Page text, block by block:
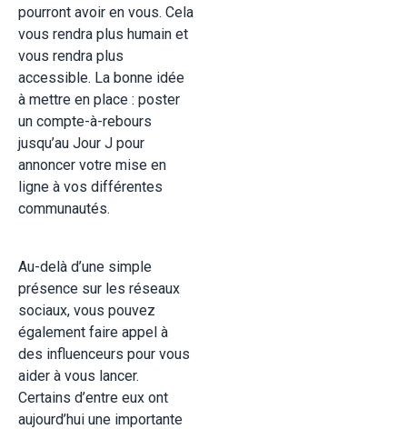
pourront avoir en vous. Cela
vous rendra plus humain et
vous rendra plus
accessible. La bonne idée
à mettre en place : poster
un compte-à-rebours
jusqu’au Jour J pour
annoncer votre mise en
ligne à vos différentes
communautés.
Au-delà d’une simple
présence sur les réseaux
sociaux, vous pouvez
également faire appel à
des influenceurs pour vous
aider à vous lancer.
Certains d’entre eux ont
aujourd’hui une importante